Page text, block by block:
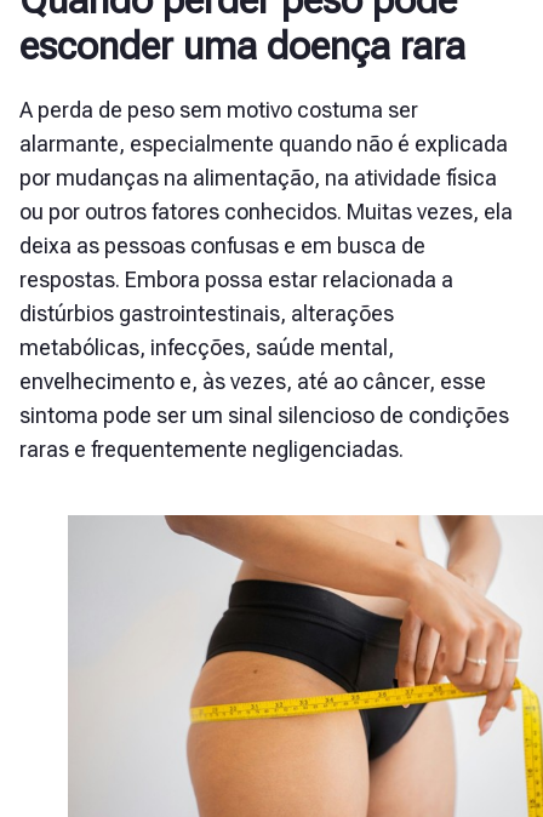
esconder uma doença rara
A perda de peso sem motivo costuma ser
alarmante, especialmente quando não é explicada
por mudanças na alimentação, na atividade física
ou por outros fatores conhecidos. Muitas vezes, ela
deixa as pessoas confusas e em busca de
respostas. Embora possa estar relacionada a
distúrbios gastrointestinais, alterações
metabólicas, infecções, saúde mental,
envelhecimento e, às vezes, até ao câncer, esse
sintoma pode ser um sinal silencioso de condições
raras e frequentemente negligenciadas.